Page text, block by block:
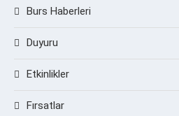
Burs Haberleri
Duyuru
Etkinlikler
Fırsatlar